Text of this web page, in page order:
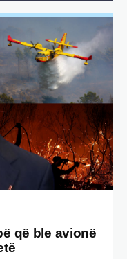
që ble avionë